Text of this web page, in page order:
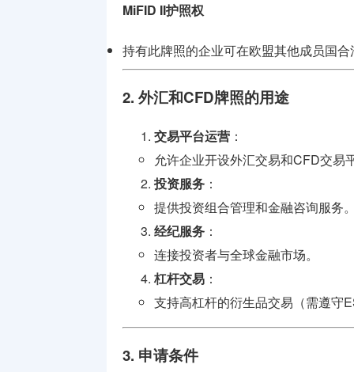
MiFID II护照权
持有此牌照的企业可在欧盟其他成员国
2. 外汇和CFD牌照的用途
交易平台运营 ：
允许企业开设外汇交易和CFD交易
投资服务 ：
提供投资组合管理和金融咨询服务
经纪服务 ：
连接投资者与全球金融市场。
杠杆交易 ：
支持高杠杆的衍生品交易（需遵守
3. 申请条件